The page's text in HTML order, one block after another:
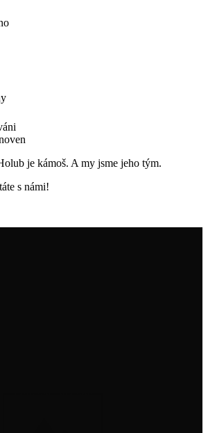
je kámoš. A my jsme jeho tým.
s námi!